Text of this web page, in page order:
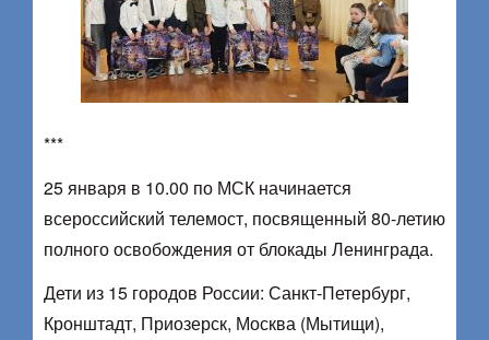
***
25 января в 10.00 по МСК начинается
всероссийский телемост, посвященный 80-летию
полного освобождения от блокады Ленинграда.
Дети из 15 городов России: Санкт-Петербург,
Кронштадт, Приозерск, Москва (Мытищи),